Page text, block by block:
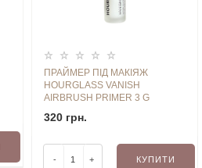
ПРАЙМЕР ПІД МАКІЯЖ
HOURGLASS VANISH
AIRBRUSH PRIMER 3 G
320 грн.
- + КУПИТИ